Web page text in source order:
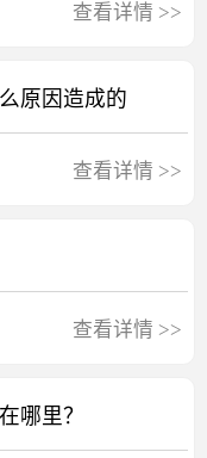
查看详情 >>
原因造成的
查看详情 >>
查看详情 >>
哪里？